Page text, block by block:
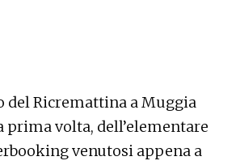
del Ricremattina a Muggia
prima volta, dell’elementare
venutosi appena a